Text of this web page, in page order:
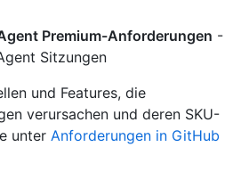
Premium-Anforderungen -
Sitzungen
und Features, die
verursachen und deren SKU-
unter Anforderungen in GitHub